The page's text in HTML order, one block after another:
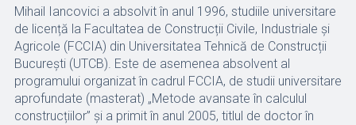
Mihail Iancovici a absolvit în anul 1996, studiile universitare
de licență la Facultatea de Construcții Civile, Industriale și
Agricole (FCCIA) din Universitatea Tehnică de Construcții
București (UTCB). Este de asemenea absolvent al
programului organizat în cadrul FCCIA, de studii universitare
aprofundate (masterat) „Metode avansate în calculul
construcțiilor” și a primit în anul 2005, titlul de doctor în